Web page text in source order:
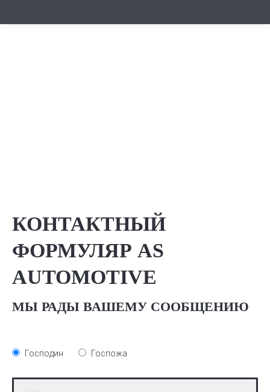
КОНТАКТНЫЙ
ФОРМУЛЯР AS
AUTOMOTIVE
МЫ РАДЫ ВАШЕМУ СООБЩЕНИЮ
Господин Госпожа